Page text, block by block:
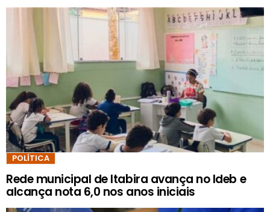
POLÍTICA
Rede municipal de Itabira avança no Ideb e
alcança nota 6,0 nos anos iniciais